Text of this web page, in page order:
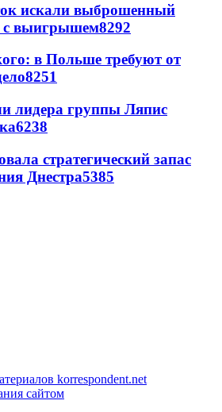
искали выброшенный
с выигрышем8292
в Польше требуют от
8251
лидера группы Ляпис
6238
стратегический запас
Днестра5385
korrespondent.net
сайтом